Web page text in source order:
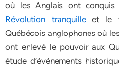
où les Anglais ont conquis
Révolution tranquilleet le
Québécois anglophones où
ont enlevé le pouvoir aux
étude d’événements